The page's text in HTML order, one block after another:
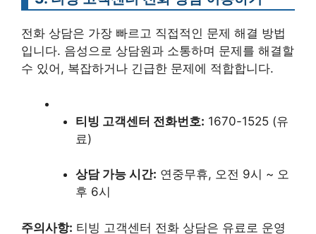
전화 상담은 가장 빠르고 직접적인 문제 해결 방법
입니다. 음성으로 상담원과 소통하며 문제를 해결할
수 있어, 복잡하거나 긴급한 문제에 적합합니다.
티빙 고객센터 전화번호: 1670-1525 (유
료)
상담 가능 시간: 연중무휴, 오전 9시 ~ 오
후 6시
주의사항: 티빙 고객센터 전화 상담은 유료로 운영